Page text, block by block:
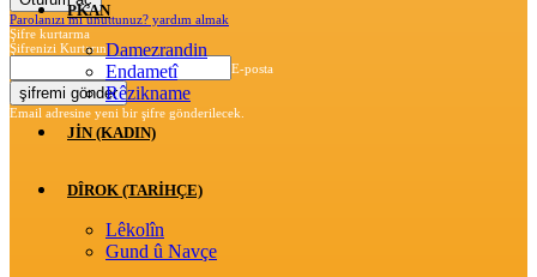
Parolanızı mı unuttunuz? yardım almak
Şifre kurtarma
Şifrenizi Kurtarın
E-posta
Email adresine yeni bir şifre gönderilecek.
PKAN
Damezrandin
Endametî
Rêzikname
JİN (KADIN)
DÎROK (TARİHÇE)
Lêkolîn
Gund û Navçe